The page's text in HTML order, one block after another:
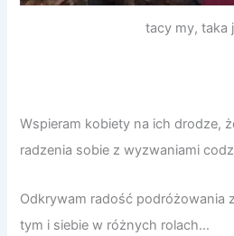
tacy my, taka
Wspieram kobiety na ich drodze,
radzenia sobie z wyzwaniami
Odkrywam radość podróżowania
tym i siebie w różnych rolach…